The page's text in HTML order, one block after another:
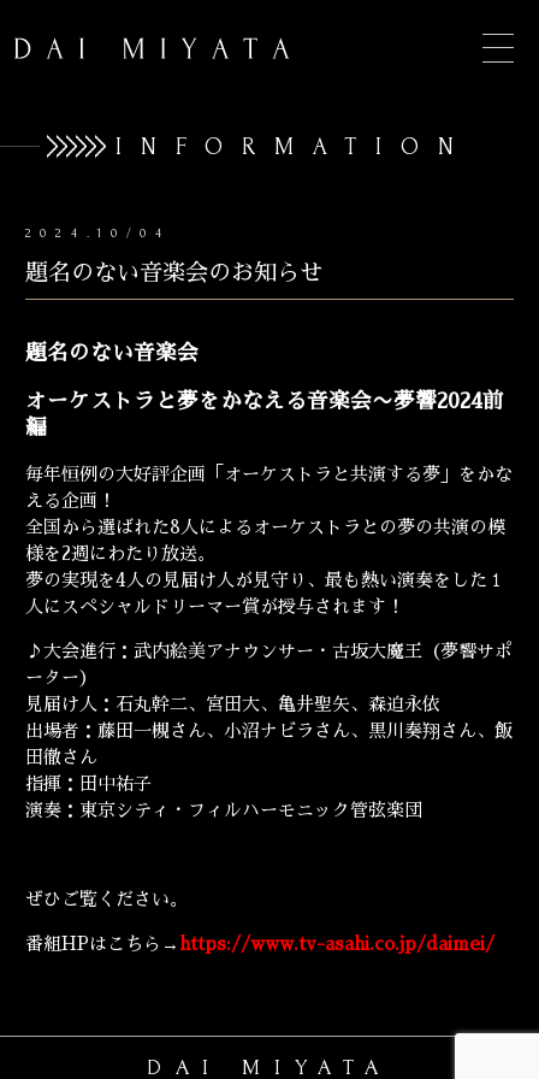
BIOGRAPHY
CONCERT
ENGLISH
INFORMATION
2024.10/04
題名のない音楽会のお知らせ
題名のない音楽会
オーケストラと夢をかなえる音楽会〜夢響2024前
編
毎年恒例の大好評企画「オーケストラと共演する夢」をかな
える企画！
全国から選ばれた8人によるオーケストラとの夢の共演の模
様を2週にわたり放送。
夢の実現を4人の見届け人が見守り、最も熱い演奏をした１
人にスペシャルドリーマー賞が授与されます！
♪大会進行：武内絵美アナウンサー・古坂大魔王（夢響サポ
ーター）
見届け人：石丸幹二、宮田大、亀井聖矢、森迫永依
出場者：藤田一槻さん、小沼ナビラさん、黒川奏翔さん、飯
田徹さん
指揮：田中祐子
演奏：東京シティ・フィルハーモニック管弦楽団
ぜひご覧ください。
番組HPはこちら→ https://www.tv-asahi.co.jp/daimei/
DAI MIYATA